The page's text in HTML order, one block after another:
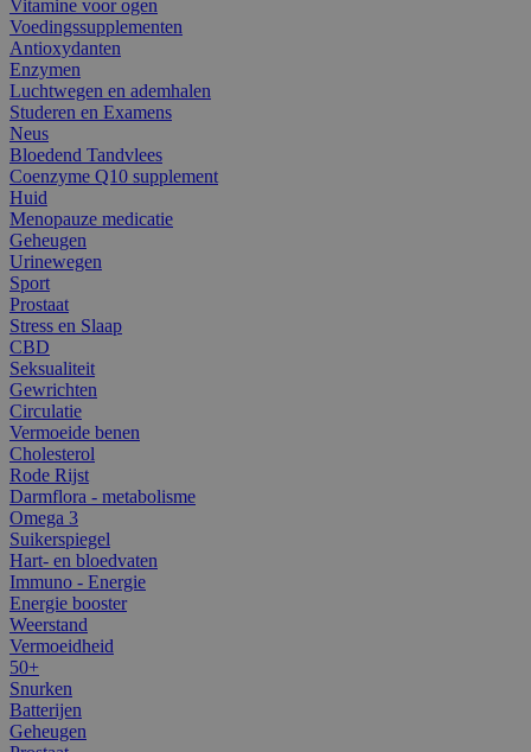
Vitamine voor ogen
Voedingssupplementen
Antioxydanten
Enzymen
Luchtwegen en ademhalen
Studeren en Examens
Neus
Bloedend Tandvlees
Coenzyme Q10 supplement
Huid
Menopauze medicatie
Geheugen
Urinewegen
Sport
Prostaat
Stress en Slaap
CBD
Seksualiteit
Gewrichten
Circulatie
Vermoeide benen
Cholesterol
Rode Rijst
Darmflora - metabolisme
Omega 3
Suikerspiegel
Hart- en bloedvaten
Immuno - Energie
Energie booster
Weerstand
Vermoeidheid
50+
Snurken
Batterijen
Geheugen